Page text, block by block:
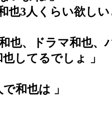
也3人くらい欲し
也、ドラマ和也、
也してるでしょ 」
和也は 」